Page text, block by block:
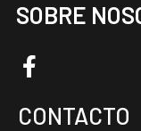
SOBRE
CONTACTO